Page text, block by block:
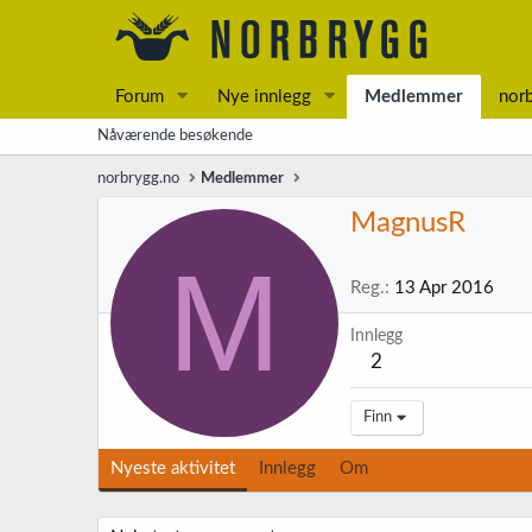
Forum Nye innlegg Medlemmer
Nåværende besøkende
norbrygg.no Medlemmer
M
MagnusR
Reg. 13 Apr 2016
Innlegg
2
Finn
Nyeste aktivitet Innlegg Om